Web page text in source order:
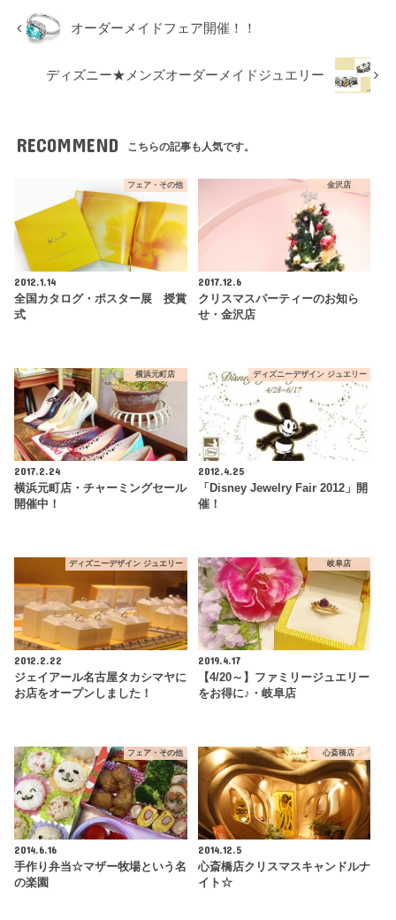
オーダーメイドフェア開催！！
ディズニー★メンズオーダーメイドジュエリー
RECOMMEND こちらの記事も人気です。
フェア・その他
2012.1.14
全国カタログ・ポスター展 授賞
式
金沢店
2017.12.6
クリスマスパーティーのお知ら
せ・金沢店
横浜元町店
2017.2.24
横浜元町店・チャーミングセール
開催中！
ディズニーデザイン ジュエリー
2012.4.25
「Disney Jewelry Fair 2012」開
催！
ディズニーデザイン ジュエリー
2012.2.22
ジェイアール名古屋タカシマヤに
お店をオープンしました！
岐阜店
2019.4.17
【4/20～】ファミリージュエリー
をお得に♪・岐阜店
フェア・その他
2014.6.16
手作り弁当☆マザー牧場という名
の楽園
心斎橋店
2014.12.5
心斎橋店クリスマスキャンドルナ
イト☆